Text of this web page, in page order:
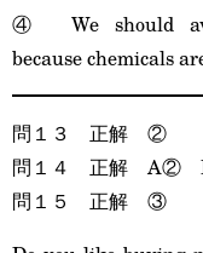
④ We should
because chemicals
問１３ 正解 ②
問１４ 正解 A②
問１５ 正解 ③